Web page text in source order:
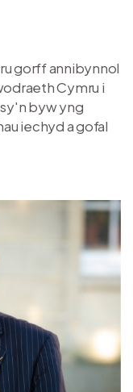
gorff annibynnol
Cymru i
byw yng
iechyd a gofal